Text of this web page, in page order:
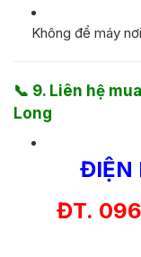
Không để máy
📞 9. Liên hệ
Long
ĐIỆN
ĐT.